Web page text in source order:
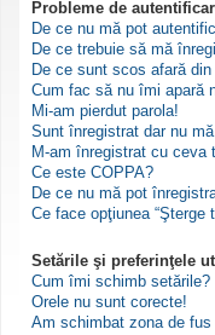
Probleme de
De ce nu mă pot
De ce trebuie să mă
De ce sunt scos afară
Cum fac să nu îmi apară
Mi-am pierdut parola!
Sunt înregistrat dar nu
M-am înregistrat cu ceva
Ce este COPPA?
De ce nu mă pot
Ce face opţiunea “Şterge
Setările şi preferinţele
Cum îmi schimb setările?
Orele nu sunt corecte!
Am schimbat zona de